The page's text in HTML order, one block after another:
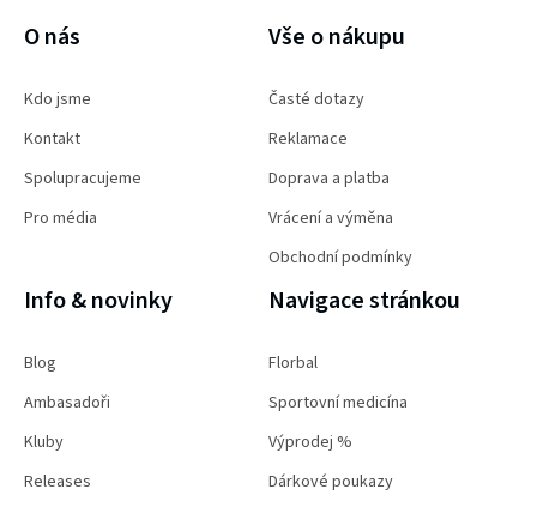
O nás
Kdo jsme
Kontakt
Spolupracujeme
Pro média
Vše o nákupu
Časté dotazy
Reklamace
Doprava a platba
Vrácení a výměna
Obchodní podmínky
Info & novinky
Blog
Ambasadoři
Kluby
Releases
Navigace stránkou
Florbal
Sportovní medicína
Výprodej %
Dárkové poukazy